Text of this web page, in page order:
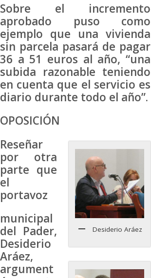
Sobre el incremento
aprobado puso como
ejemplo que una vivienda
sin parcela pasará de pagar
36 a 51 euros al año, “una
subida razonable teniendo
en cuenta que el servicio es
diario durante todo el año”.
OPOSICIÓN
Desiderio Aráez
Reseñar
por otra
parte que
el
portavoz
municipal
del Pader,
Desiderio
Aráez,
argument